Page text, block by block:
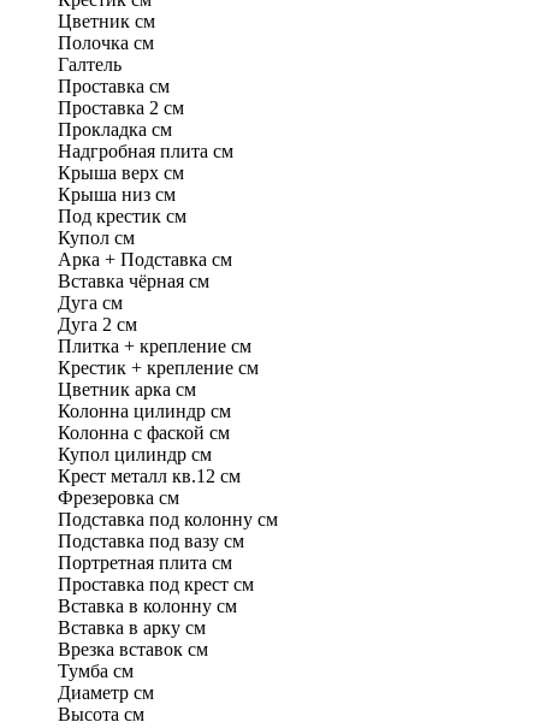
Цветник см
Полочка см
Галтель
Проставка см
Проставка 2 см
Прокладка см
Надгробная плита см
Крыша верх см
Крыша низ см
Под крестик см
Купол см
Арка + Подставка см
Вставка чёрная см
Дуга см
Дуга 2 см
Плитка + крепление см
Крестик + крепление см
Цветник арка см
Колонна цилиндр см
Колонна с фаской см
Купол цилиндр см
Крест металл кв.12 см
Фрезеровка см
Подставка под колонну см
Подставка под вазу см
Портретная плита см
Проставка под крест см
Вставка в колонну см
Вставка в арку см
Врезка вставок см
Тумба см
Диаметр см
Высота см